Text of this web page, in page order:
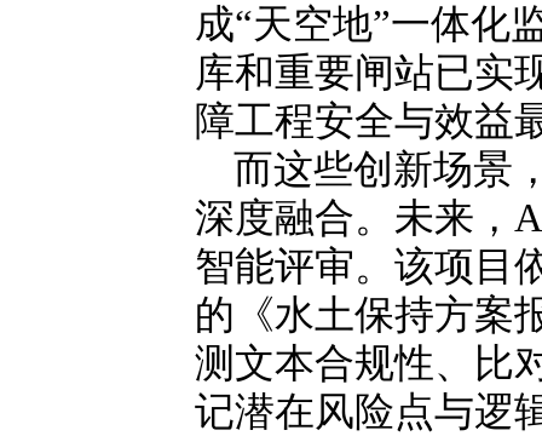
成“天空地”一体化
库和重要闸站已实
障工程安全与效益
而这些创新场景
深度融合。未来，
智能评审。该项目
的《水土保持方案
测文本合规性、比
记潜在风险点与逻